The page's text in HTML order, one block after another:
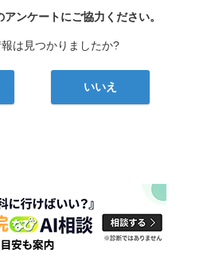
び
アンケートにご協力ください。
は見つかりましたか?
いいえ